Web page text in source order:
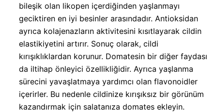
bileşik olan likopen içerdiğinden yaşlanmayı
geciktiren en iyi besinler arasındadır. Antioksidan
ayrıca kolajenazların aktivitesini kısıtlayarak cildin
elastikiyetini artırır. Sonuç olarak, cildi
kırışıklıklardan korunur. Domatesin bir diğer faydası
da iltihap önleyici özellikliğidir. Ayrıca yaşlanma
sürecini yavaşlatmaya yardımcı olan flavonoidler
içerirler. Bu nedenle cildinize kırışıksız bir görünüm
kazandırmak için salatanıza domates ekleyin.